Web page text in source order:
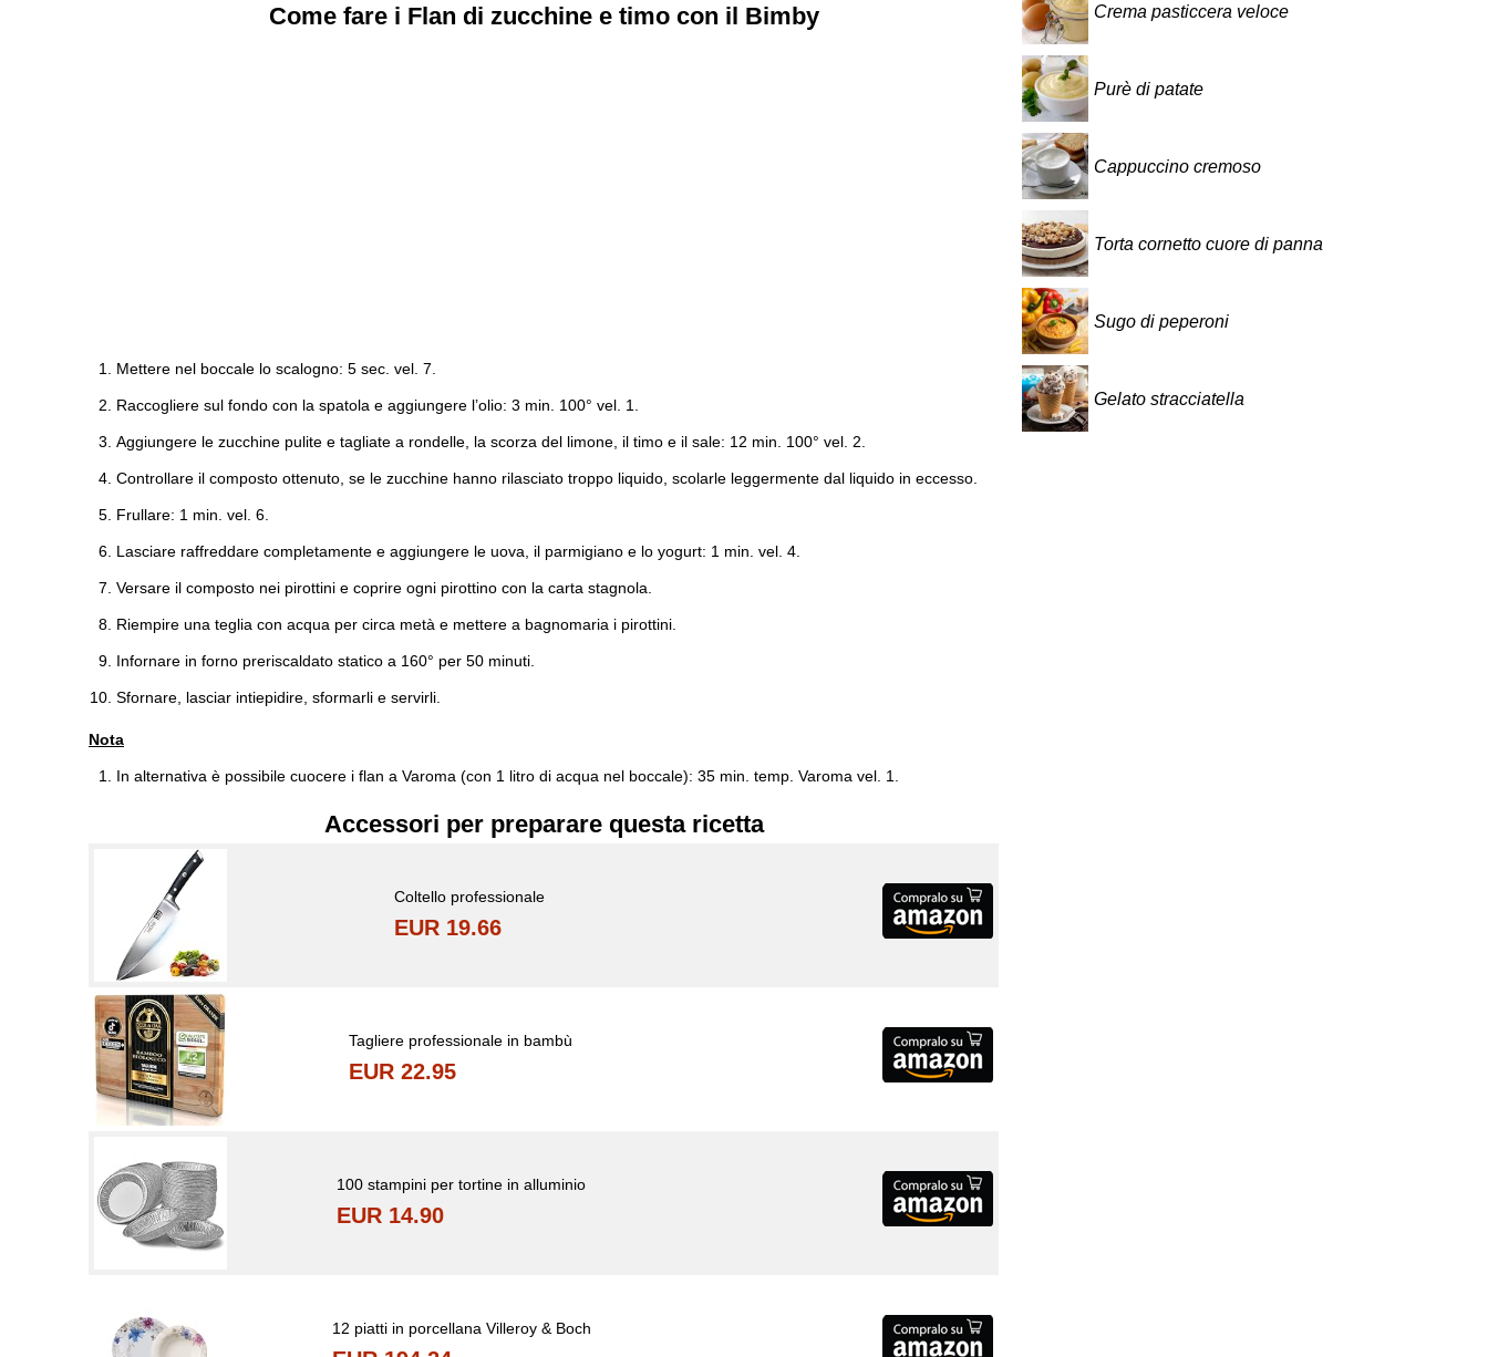
Come fare i Flan di zucchine e timo con il Bimby
Mettere nel boccale lo scalogno: 5 sec. vel. 7.
Raccogliere sul fondo con la spatola e aggiungere l’olio: 3 min. 100° vel. 1.
Aggiungere le zucchine pulite e tagliate a rondelle, la scorza del limone, il timo e il sale: 12 min. 100° vel. 2.
Controllare il composto ottenuto, se le zucchine hanno rilasciato troppo liquido, scolarle leggermente dal liquido in eccesso.
Frullare: 1 min. vel. 6.
Lasciare raffreddare completamente e aggiungere le uova, il parmigiano e lo yogurt: 1 min. vel. 4.
Versare il composto nei pirottini e coprire ogni pirottino con la carta stagnola.
Riempire una teglia con acqua per circa metà e mettere a bagnomaria i pirottini.
Infornare in forno preriscaldato statico a 160° per 50 minuti.
Sfornare, lasciar intiepidire, sformarli e servirli.
Nota
In alternativa è possibile cuocere i flan a Varoma (con 1 litro di acqua nel boccale): 35 min. temp. Varoma vel. 1.
Accessori per preparare questa ricetta
Coltello professionale
EUR 19.66
Tagliere professionale in bambù
EUR 22.95
100 stampini per tortine in alluminio
EUR 14.90
12 piatti in porcellana Villeroy & Boch
Crema pasticcera veloce
Purè di patate
Cappuccino cremoso
Torta cornetto cuore di panna
Sugo di peperoni
Gelato stracciatella